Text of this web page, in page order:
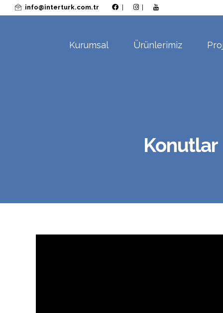
info@interturk.com.tr
Kurumsal Ürünlerimiz
Konutlar